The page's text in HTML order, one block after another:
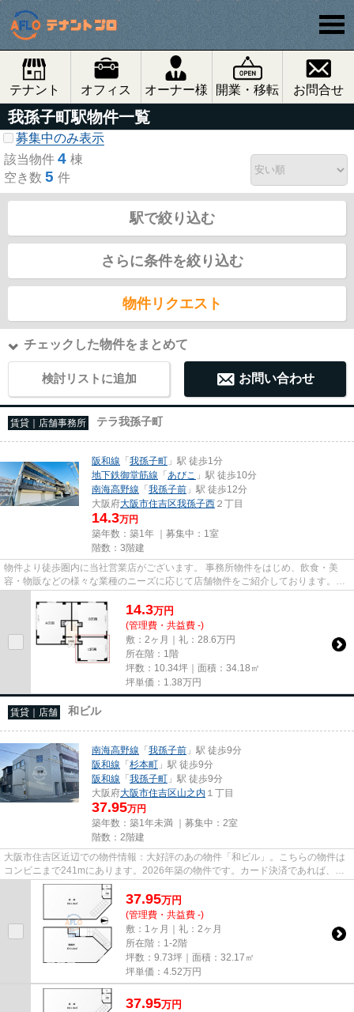
テナント オフィス オーナー様 開業・移転 お問合せ
我孫子町駅物件一覧
募集中のみ表示
該当物件 4 棟
空き数 5 件
駅で絞り込む
さらに条件を絞り込む
物件リクエスト
チェックした物件をまとめて
検討リストに追加 お問い合わせ
賃貸｜店舗事務所 テラ我孫子町
阪和線 「我孫子町 」駅 徒歩1分
地下鉄御堂筋線 「あびこ 」駅 徒歩10分
南海高野線 「我孫子前 」駅 徒歩12分
大阪府大阪市住吉区我孫子西 ２丁目
14.3万円
築年数：築1年 ｜募集中： 1室
階数：3階建
物件より徒歩圏内に当社営業店がございます。 事務所物件をはじめ、飲食・美
容・物販などの様々な業種のニーズに応じて店舗物件をご紹介しております。
尚、弊社ではおとり広告は一切...
14.3万円
(管理費・共益費 -)
敷：2ヶ月｜礼：28.6万円
所在階：1階
坪数：10.34坪｜面積：34.18㎡
坪単価： 1.38万円
賃貸｜店舗 和ビル
南海高野線 「我孫子前 」駅 徒歩9分
阪和線 「杉本町 」駅 徒歩9分
阪和線 「我孫子町 」駅 徒歩9分
大阪府大阪市住吉区山之内 １丁目
37.95万円
築年数：築1年未満 ｜募集中： 2室
階数：2階建
大阪市住吉区近辺での物件情報：大好評のあの物件「和ビル」。こちらの物件は
コンビニまで241mにあります。2026年築の物件です。カード決済であれば、現
金が手元になくてもお支払いで...
37.95万円
(管理費・共益費 -)
敷：1ヶ月｜礼：2ヶ月
所在階：1-2階
坪数：9.73坪｜面積：32.17㎡
坪単価： 4.52万円
37.95万円